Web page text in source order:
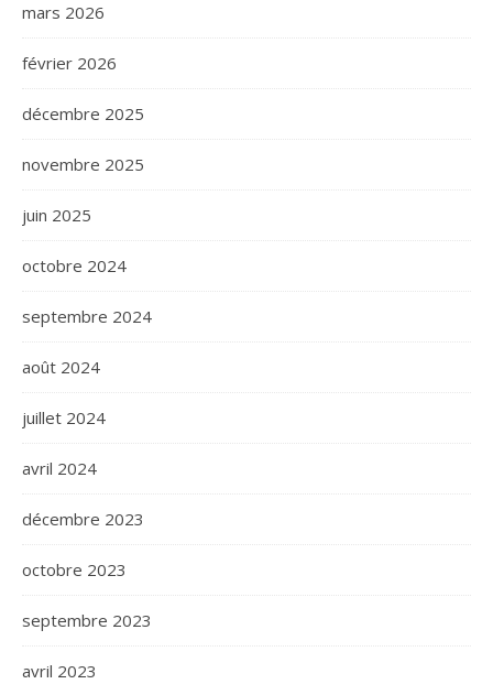
mars 2026
février 2026
décembre 2025
novembre 2025
juin 2025
octobre 2024
septembre 2024
août 2024
juillet 2024
avril 2024
décembre 2023
octobre 2023
septembre 2023
avril 2023